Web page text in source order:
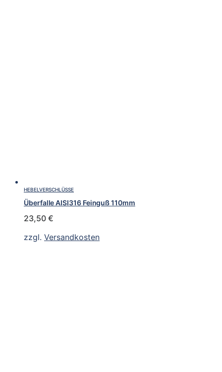
HEBELVERSCHLÜSSE
Überfalle AISI316 Feinguß 110mm
23,50 €
zzgl. Versandkosten